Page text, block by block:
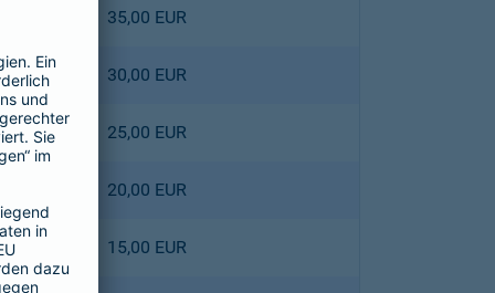
35,00 EUR
30,00 EUR
25,00 EUR
20,00 EUR
15,00 EUR